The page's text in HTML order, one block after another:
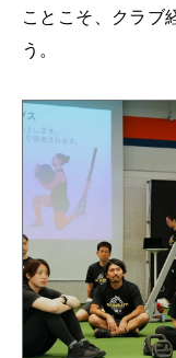
ことこそ、クラブ
う。